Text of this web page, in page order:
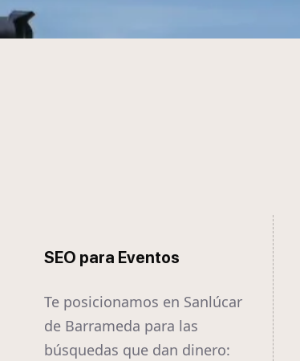
SEO para Eventos
Te posicionamos en Sanlúcar
de Barrameda para las
búsquedas que dan dinero: